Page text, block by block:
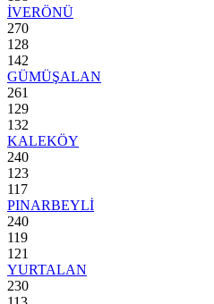
İVERÖNÜ
270
128
142
GÜMÜŞALAN
261
129
132
KALEKÖY
240
123
117
PINARBEYLİ
240
119
121
YURTALAN
230